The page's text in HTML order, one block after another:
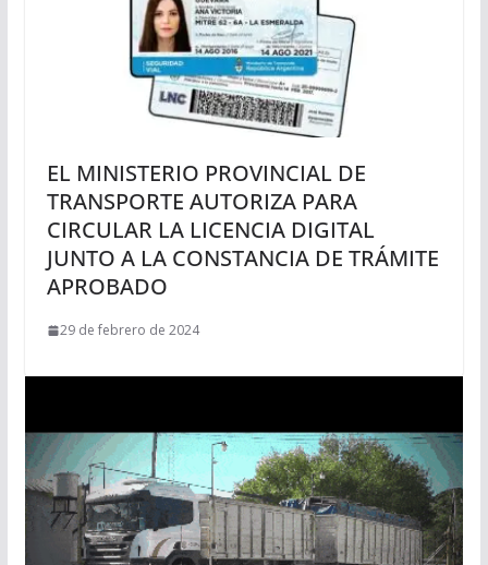
EL MINISTERIO PROVINCIAL DE
TRANSPORTE AUTORIZA PARA
CIRCULAR LA LICENCIA DIGITAL
JUNTO A LA CONSTANCIA DE TRÁMITE
APROBADO
29 de febrero de 2024